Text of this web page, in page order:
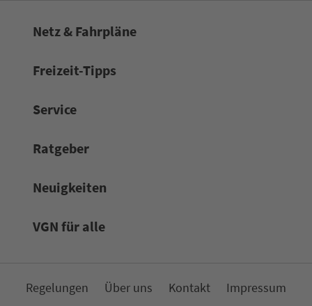
Netz & Fahrpläne
Frei­zeit-Tipps
Service
Rat­ge­ber
Neuigkeiten
VGN für alle
Re­ge­lungen Über uns Kon­takt Impressum